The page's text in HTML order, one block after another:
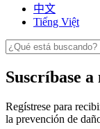
中文
Tiếng Việt
Suscríbase
Regístrese para
la prevención de